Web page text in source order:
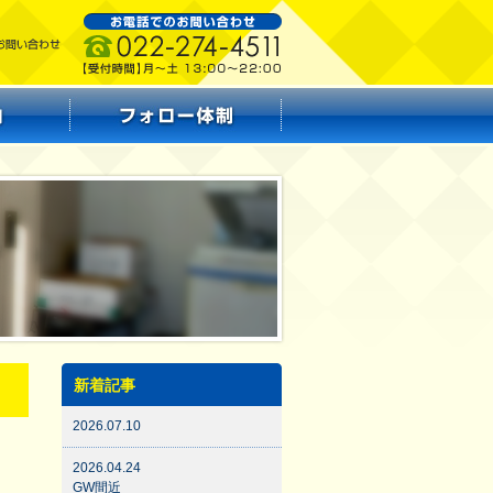
新着記事
2026.07.10
2026.04.24
GW間近